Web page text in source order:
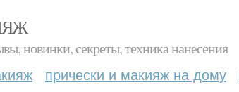
новинки, секреты, техника нанесения
прически и макияж на дому